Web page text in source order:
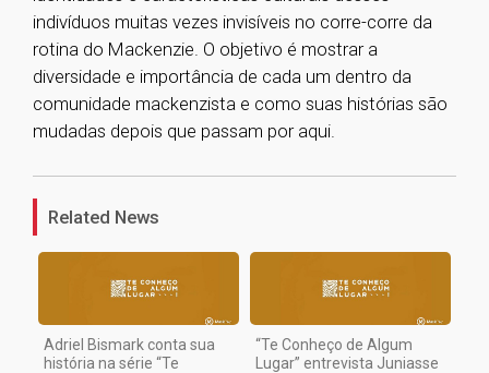
indivíduos muitas vezes invisíveis no corre-corre da
rotina do Mackenzie. O objetivo é mostrar a
diversidade e importância de cada um dentro da
comunidade mackenzista e como suas histórias são
mudadas depois que passam por aqui.
1
Related News
Adriel Bismark conta sua
história na série “Te
“Te Conheço de Algum
Lugar” entrevista Juniasse